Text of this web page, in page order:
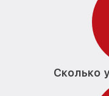
Сколько